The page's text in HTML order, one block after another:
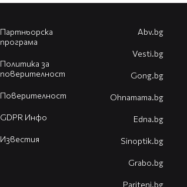
Партньорска
програма
Политика за
поверителност
Поверителност
GDPR Инфо
Известия
Abv.bg
Vesti.bg
Gong.bg
Оhnamama.bg
Edna.bg
Sinoptik.bg
Grabo.bg
Pariteni.bg